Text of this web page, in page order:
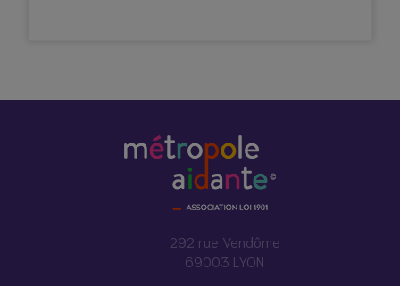
292 rue Vendôme
69003 LYON